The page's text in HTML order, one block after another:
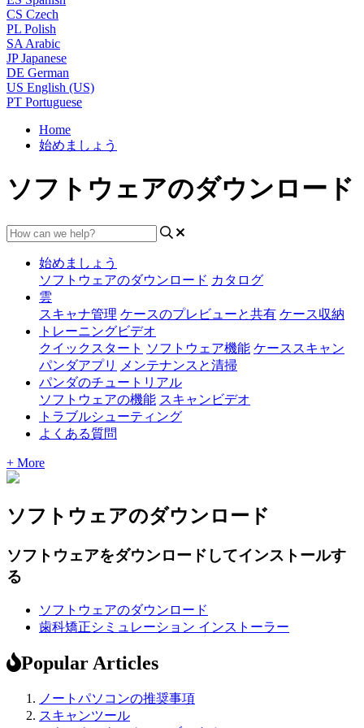
CS Czech
PL Polish
SA Arabic
JP Japanese
DE German
US English (US)
PT Portuguese
Home
始めましょう
ソフトウェアのダウンロード
始めましょう
ソフトウェアのダウンロード カタログ
雲
スキャナ管理 ケースのプレビューと共有 ケース収納
トレーニングビデオ
クイックスタート ソフトウェア機能 ケーススキャン
パンダアプリ
メンテナンスと清掃
パンダのチュートリアル
ソフトウェアの機能 スキャンビデオ
トラブルシューティング
よくある質問
+ More
ソフトウェアのダウンロード
ソフトウェアをダウンロードしてインストールす
る
ソフトウェアのダウンロード
歯科矯正シミュレーション インストーラー
Popular Articles
ノートパソコンの推奨事項
スキャンツール